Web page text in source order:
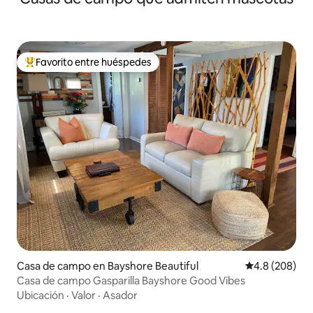
De los mejores en Favorito entre huéspedes
Favorito entre huéspedes
Casa de campo en Bayshore Beautiful Calificación
4.8 (208)
Casa de campo Gasparilla Bayshore Good Vibes
Ubicación · Valor · Asador